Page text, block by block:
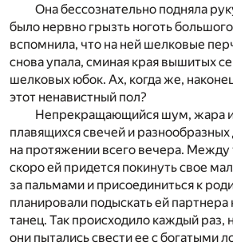
Она бессознательно подняла
было нервно грызть ноготь
вспомнила, что на ней шелковые
снова упала, сминая края вышитых
шелковых юбок. Ах, когда же,
этот ненавистный пол?
Непрекращающийся шум, жара
плавящихся свечей и разнообразных
на протяжении всего вечера.
скоро ей придется покинуть свое
за пальмами и присоединиться к
планировали подыскать ей
танец. Так происходило каждый раз,
они пытались свести ее с богатыми